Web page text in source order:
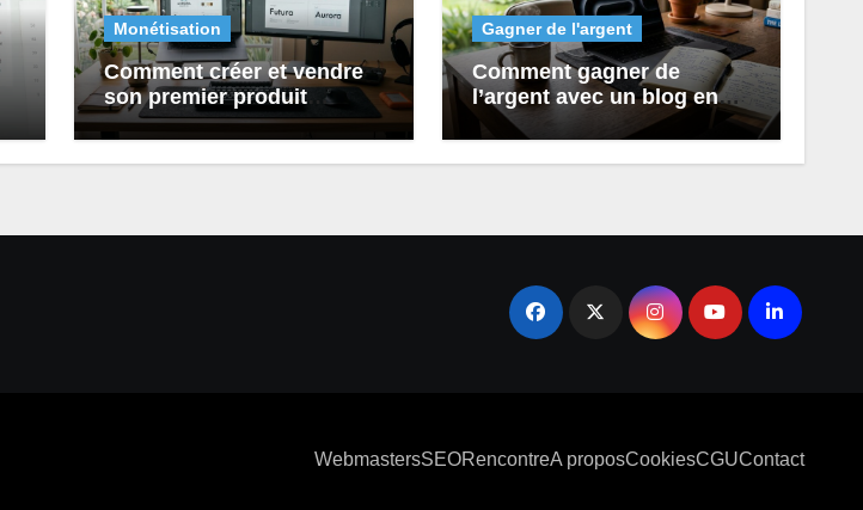
Monétisation
Comment créer et vendre
son premier produit
numérique avec Canva
Gagner de l'argent
Comment gagner de
l’argent avec un blog en
2026 (étape par étape)
WebmastersSEORencontreA proposCookiesCGUContact